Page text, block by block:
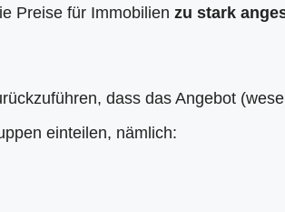
Preise für Immobilien zu stark
dass das Angebot
einteilen, nämlich: